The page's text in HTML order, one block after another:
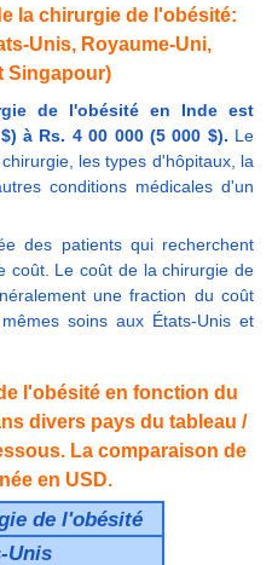
la chirurgie de l'obésité:
Unis, Royaume-Uni,
Singapour)
de l'obésité en Inde est
à Rs. 4 00 000 (5 000 $). Le
les types d'hôpitaux, la
conditions médicales d'un
des patients qui recherchent
coût. Le coût de la chirurgie de
une fraction du coût
soins aux États-Unis et
l'obésité en fonction du
divers pays du tableau /
La comparaison de
en USD.
de l'obésité
Unis